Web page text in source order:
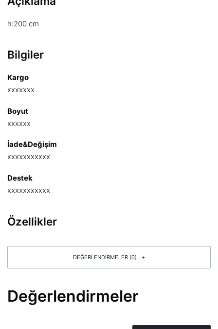
h:200 cm
Bilgiler
Kargo
xxxxxxx
Boyut
xxxxxx
İade&Değişim
xxxxxxxxxxx
Destek
xxxxxxxxxxx
Özellikler
DEĞERLENDIRMELER (0)
Değerlendirmeler